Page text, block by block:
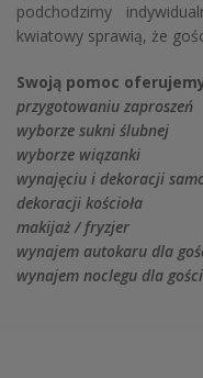
podchodzimy
kwiatowy sprawią, że
Swoją pomoc
przygotowaniu zaproszeń
wyborze sukni ślubnej
wyborze wiązanki
wynajęciu i dekoracji
dekoracji kościoła
makijaż / fryzjer
wynajem autokaru dla
wynajem noclegu dla gości